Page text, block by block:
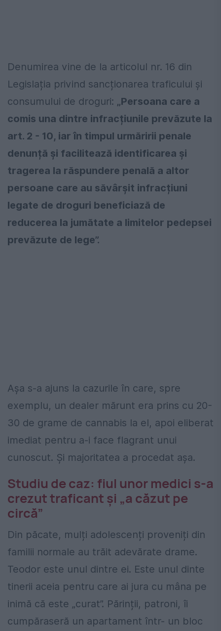
Denumirea vine de la articolul nr. 16 din
Legislația privind sancționarea traficului și
consumului de droguri: „Persoana care a
comis una dintre infracțiunile prevăzute la
art. 2 - 10, iar în timpul urmăririi penale
denunță și facilitează identificarea și
tragerea la răspundere penală a altor
persoane care au săvârșit infracțiuni
legate de droguri beneficiază de
reducerea la jumătate a limitelor pedepsei
prevăzute de lege”.
Așa s-a ajuns la cazurile în care, spre
exemplu, un dealer mărunt era prins cu 20-
30 de grame de cannabis la el, apoi eliberat
imediat pentru a-i face flagrant unui
cunoscut. Și majoritatea a procedat așa.
Studiu de caz: fiul unor medici s-a
crezut traficant și „a căzut pe
circă”
Din păcate, mulți adolescenți proveniți din
familii normale au trăit adevărate drame.
Teodor este unul dintre ei. Este unul dinte
tinerii aceia pentru care ai jura cu mâna pe
inimă că este „curat”. Părinții, patroni, îi
cumpăraseră un apartament într- un bloc